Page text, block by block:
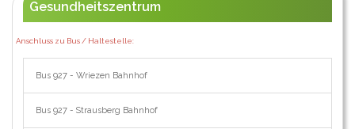
Gesundheitszentrum
Anschluss zu Bus / Haltestelle:
Bus 927 - Wriezen Bahnhof
Bus 927 - Strausberg Bahnhof